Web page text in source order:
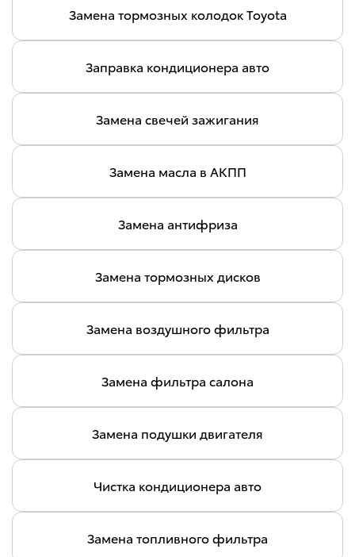
Замена тормозных колодок Toyota
Заправка кондиционера авто
Замена свечей зажигания
Замена масла в АКПП
Замена антифриза
Замена тормозных дисков
Замена воздушного фильтра
Замена фильтра салона
Замена подушки двигателя
Чистка кондиционера авто
Замена топливного фильтра